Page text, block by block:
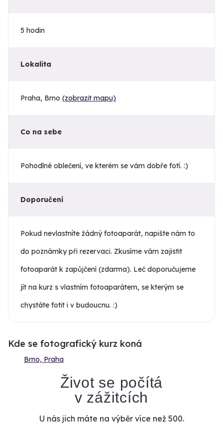
5 hodin
Lokalita
Praha, Brno (zobrazit mapu)
Co na sebe
Pohodlné oblečení, ve kterém se vám dobře fotí. :)
Doporučení
Pokud nevlastníte žádný fotoaparát, napište nám to
do poznámky při rezervaci. Zkusíme vám zajistit
fotoaparát k zapůjčení (zdarma). Leč doporučujeme
jít na kurz s vlastním fotoaparátem, se kterým se
chystáte fotit i v budoucnu. :)
Kde se fotografický kurz koná
Brno, Praha
Život se počítá
v zážitcích
U nás jich máte na výběr více než 500.